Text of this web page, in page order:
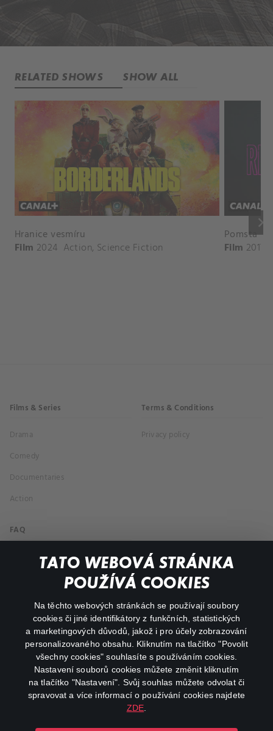
TATO WEBOVÁ STRÁNKA
POUŽÍVÁ COOKIES
Na těchto webových stránkách se používají soubory
cookies či jiné identifikátory z funkčních, statistických
a marketingových důvodů, jakož i pro účely zobrazování
personalizovaného obsahu. Kliknutím na tlačítko "Povolit
všechny cookies" souhlasíte s používáním cookies.
Nastavení souborů cookies můžete změnit kliknutím
na tlačítko "Nastavení". Svůj souhlas můžete odvolat či
spravovat a více informací o používání cookies najdete
ZDE
RELATED SHOWS SHOW ALL
keyboard_arrow_right
Hranice vesmíru
Film 2024 Action, Science Fiction
Pomsta
Film 2017
Films & Series
Drama
Comedy
Documentaries
Action
Terms & Conditions
Privacy policy
FAQ
My profile
facebookinstagram
youtube